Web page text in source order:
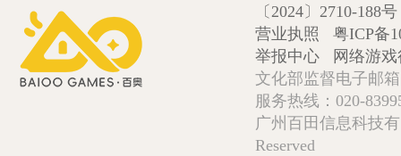
〔2024〕2710-188号
营业执照
粤ICP备
举报中心
网络游
文化部监督电子邮
服务热线：020-
广州百田信息科技
Reserved